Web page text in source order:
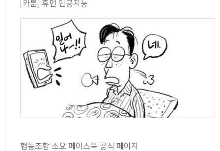
[카툰] 휴먼 인공지능
협동조합 소요 페이스북 공식 페이지